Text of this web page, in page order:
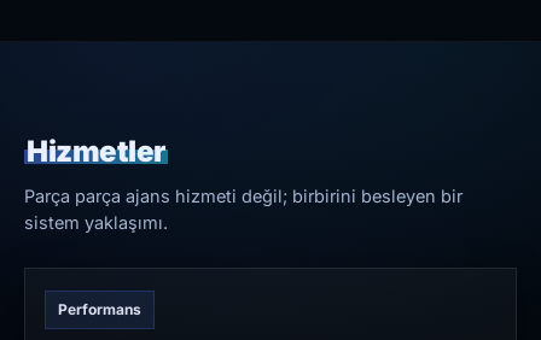
Hizmetler
Parça parça ajans hizmeti değil; birbirini besleyen bir
sistem yaklaşımı.
Performans